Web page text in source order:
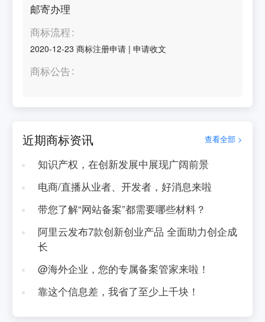
邮寄办理
商标流程
2020-12-23 商标注册申请 |申请收文
商标公告
近期商标资讯 查看全部 >
知识产权，在创新发展中展现广阔前景
电商/直播从业者、开发者，好消息来啦
带您了解“网站备案”都需要哪些材料？
阿里云发布7款创新创业产品 全面助力创企成
长
@海外企业，您的专属备案管家来啦！
靠这个信息差，我省了至少上千块！